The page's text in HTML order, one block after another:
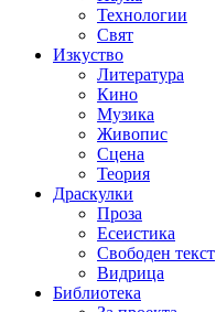
Технологии
Свят
Изкуство
Литература
Кино
Музика
Живопис
Сцена
Теория
Драскулки
Проза
Есеистика
Свободен текст
Видрица
Библиотека